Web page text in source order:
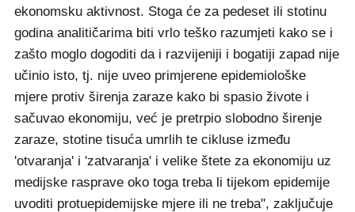
ekonomsku aktivnost. Stoga će za pedeset ili stotinu
godina analitičarima biti vrlo teško razumjeti kako se i
zašto moglo dogoditi da i razvijeniji i bogatiji zapad nije
učinio isto, tj. nije uveo primjerene epidemiološke
mjere protiv širenja zaraze kako bi spasio živote i
sačuvao ekonomiju, već je pretrpio slobodno širenje
zaraze, stotine tisuća umrlih te cikluse između
'otvaranja' i 'zatvaranja' i velike štete za ekonomiju uz
medijske rasprave oko toga treba li tijekom epidemije
uvoditi protuepidemijske mjere ili ne treba", zaključuje